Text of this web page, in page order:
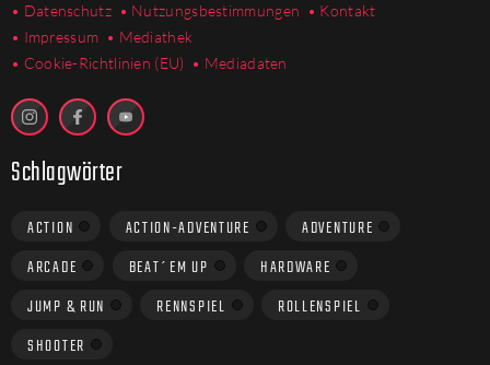
• Datenschutz • Nutzungsbestimmungen • Kontakt
• Impressum • Mediathek
• Cookie-Richtlinien (EU) • Mediadaten
Schlagwörter
ACTION ACTION-ADVENTURE
ADVENTURE
ARCADE
BEAT´EM UP
HARDWARE
JUMP & RUN
RENNSPIEL
ROLLENSPIEL
SHOOTER